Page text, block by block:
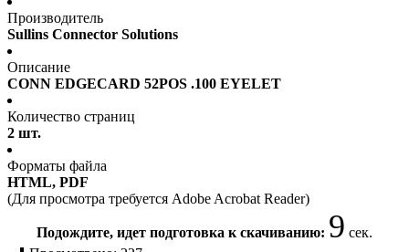
Производитель
Sullins Connector Solutions
Описание
CONN EDGECARD 52POS .100 EYELET
Количество страниц
2 шт.
Форматы файла
HTML, PDF
(Для просмотра требуется Adobe Acrobat Reader)
Подождите, идет подготовка к скачиванию: 9 сек.